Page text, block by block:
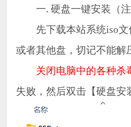
一. 硬盘一键安装（注
先下载本站系统iso文
或者其他盘，切记不能解
关闭电脑中的各种杀
失败，然后双击【硬盘安